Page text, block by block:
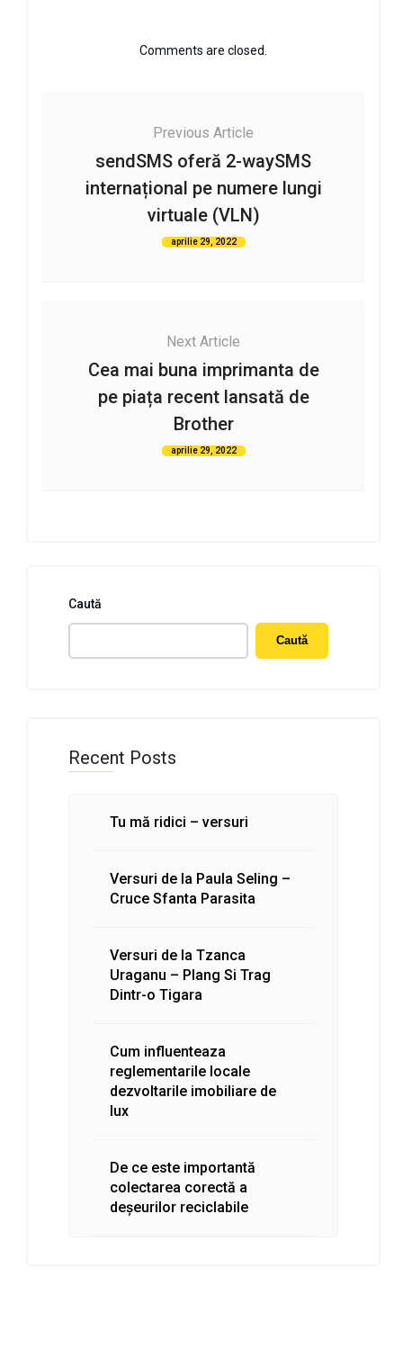
Comments are closed.
Previous Article
sendSMS oferă 2-waySMS
internațional pe numere lungi
virtuale (VLN)
aprilie 29, 2022
Next Article
Cea mai buna imprimanta de
pe piața recent lansată de
Brother
aprilie 29, 2022
Caută
Caută
Recent Posts
Tu mă ridici – versuri
Versuri de la Paula Seling –
Cruce Sfanta Parasita
Versuri de la Tzanca
Uraganu – Plang Si Trag
Dintr-o Tigara
Cum influenteaza
reglementarile locale
dezvoltarile imobiliare de
lux
De ce este importantă
colectarea corectă a
deșeurilor reciclabile